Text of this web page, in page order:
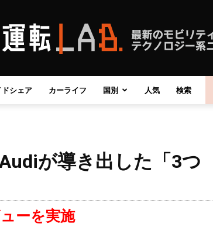
自
動
ドシェア カーライフ 国別 人気 検索
が導き出した「3つ
ーを実施